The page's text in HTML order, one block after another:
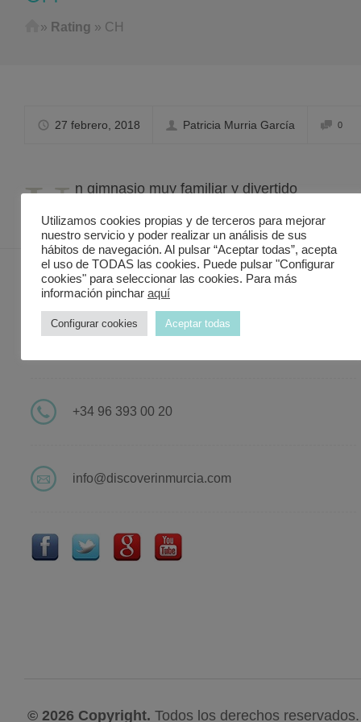
Home
» Rating » CH
27 febrero, 2018 Patricia Murria García 0
U n gimnasio muy familiar y divertido
+34 96 393 00 20
info@discoverinmurcia.com
© 2026 Copyright. Todos los derechos reservados.
Utilizamos cookies propias y de terceros para mejorar
nuestro servicio y poder realizar un análisis de sus
hábitos de navegación. Al pulsar “Aceptar todas”, acepta
el uso de TODAS las cookies. Puede pulsar "Configurar
cookies" para seleccionar las cookies. Para más
información pinchar aquí
Configurar cookies Aceptar todas